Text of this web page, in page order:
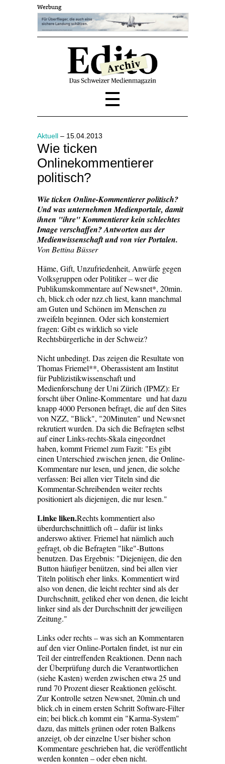
Werbung
Aktuell – 15.04.2013
Wie ticken
Onlinekommentierer
politisch?
Wie ticken Online-Kommentierer politisch?
Und was unternehmen Medienportale, damit
ihnen "ihre" Kommentierer kein schlechtes
Image verschaffen? Antworten aus der
Medienwissenschaft und von vier Portalen.
Von Bettina Büsser
Häme, Gift, Unzufriedenheit, Anwürfe gegen
Volksgruppen oder Politiker – wer die
Publikumskommentare auf Newsnet*, 20min.
ch, blick.ch oder nzz.ch liest, kann manchmal
am Guten und Schönen im Menschen zu
zweifeln beginnen. Oder sich konsterniert
fragen: Gibt es wirklich so viele
Rechtsbürgerliche in der Schweiz?
Nicht unbedingt. Das zeigen die Resultate von
Thomas Friemel**, Oberassistent am Institut
für Publizistikwissenschaft und
Medienforschung der Uni Zürich (IPMZ): Er
forscht über Online-Kommentare und hat dazu
knapp 4000 Personen befragt, die auf den Sites
von NZZ, "Blick", "20Minuten" und Newsnet
rekrutiert wurden. Da sich die Befragten selbst
auf einer Links-rechts-Skala eingeordnet
haben, kommt Friemel zum Fazit: "Es gibt
einen Unterschied zwischen jenen, die Online-
Kommentare nur lesen, und jenen, die solche
verfassen: Bei allen vier Titeln sind die
Kommentar-Schreibenden weiter rechts
positioniert als diejenigen, die nur lesen."
Linke liken.Rechts kommentiert also
überdurchschnittlich oft – dafür ist links
anderswo aktiver. Friemel hat nämlich auch
gefragt, ob die Befragten "like"-Buttons
benutzen. Das Ergebnis: "Diejenigen, die den
Button häufiger benützen, sind bei allen vier
Titeln politisch eher links. Kommentiert wird
also von denen, die leicht rechter sind als der
Durchschnitt, geliked eher von denen, die leicht
linker sind als der Durchschnitt der jeweiligen
Zeitung."
Links oder rechts – was sich an Kommentaren
auf den vier Online-Portalen findet, ist nur ein
Teil der eintreffenden Reaktionen. Denn nach
der Überprüfung durch die Verantwortlichen
(siehe Kasten) werden zwischen etwa 25 und
rund 70 Prozent dieser Reaktionen gelöscht.
Zur Kontrolle setzen Newsnet, 20min.ch und
blick.ch in einem ersten Schritt Software-Filter
ein; bei blick.ch kommt ein "Karma-System"
dazu, das mittels grünen oder roten Balkens
anzeigt, ob der einzelne User bisher schon
Kommentare geschrieben hat, die veröffentlicht
werden konnten – oder eben nicht.